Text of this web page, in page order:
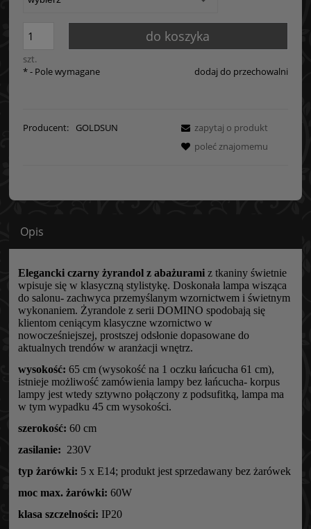
szt.
do koszyka
dodaj do przechowalni
*- Pole wymagane
Producent: GOLDSUN
zapytaj o produkt
poleć znajomemu
Opis
Elegancki czarny żyrandol z abażurami z tkaniny świetnie
wpisuje się w klasyczną stylistykę. Doskonała lampa wisząca
do salonu- zachwyca przemyślanym wzornictwem i świetnym
wykonaniem. Żyrandole z serii DOMINO spodobają się
klientom ceniącym klasyczne wzornictwo w
nowocześniejszej, prostszej odsłonie dopasowane do
aktualnych trendów w aranżacji wnętrz.
wysokość: 65 cm (wysokość na 1 oczku łańcucha 61 cm),
istnieje możliwość zamówienia lampy bez łańcucha- korpus
lampy jest wtedy sztywno połączony z podsufitką, lampa ma
w tym wypadku 45 cm wysokości.
szerokość: 60 cm
zasilanie: 230V
typ żarówki: 5 x E14; produkt jest sprzedawany bez żarówek
moc max. żarówki: 60W
klasa szczelności: IP20